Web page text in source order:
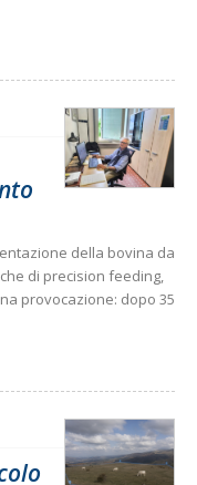
della bovina da
di precision feeding,
provocazione: dopo 35